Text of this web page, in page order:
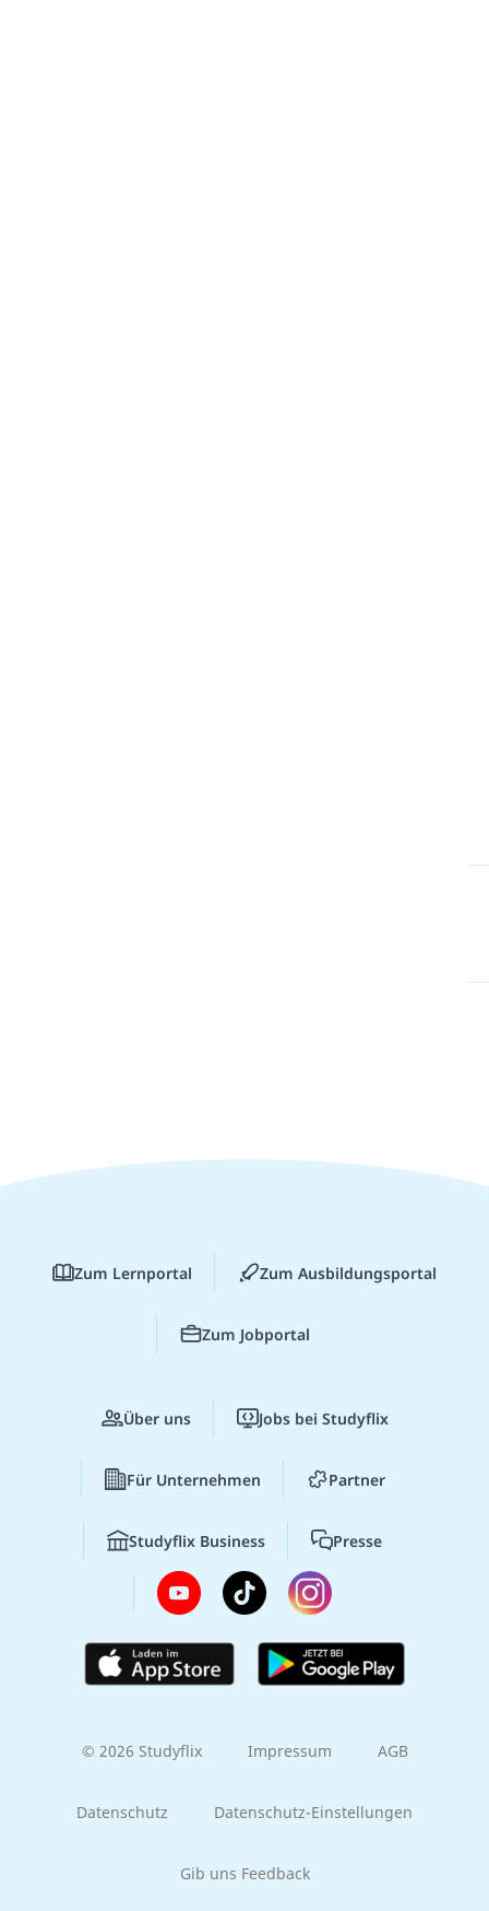
Zum Lernportal Zum Ausbildungsportal
Zum Jobportal
Über uns Jobs bei Studyflix
Für Unternehmen Partner
Studyflix Business Presse
© 2026 Studyflix Impressum AGB
Datenschutz Datenschutz-Einstellungen
Gib uns Feedback